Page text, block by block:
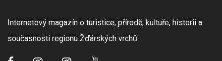
Internetový magazín o turistice, přírodě, kultuře, historii a
současnosti regionu Žďárských vrchů.